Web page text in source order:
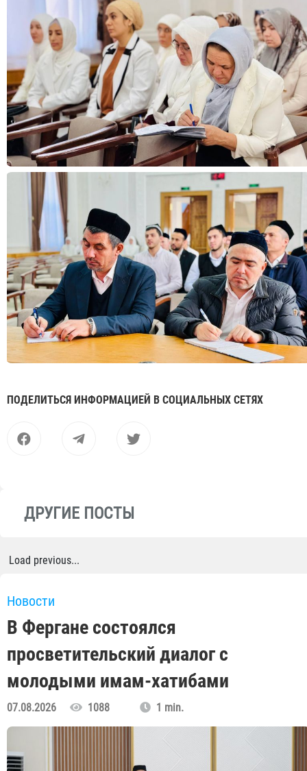
ПОДЕЛИТЬСЯ ИНФОРМАЦИЕЙ В СОЦИАЛЬНЫХ СЕТЯХ
ДРУГИЕ ПОСТЫ
Load previous...
Новости
В Фергане состоялся
просветительский диалог с
молодыми имам-хатибами
07.08.2026 1088 1 min.